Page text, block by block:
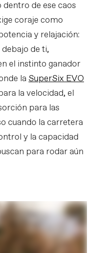
de ese caos
coraje como
y relajación:
de ti,
el instinto ganador
la SuperSix EVO
la velocidad, el
para las
cuando la carretera
y la capacidad
para rodar aún